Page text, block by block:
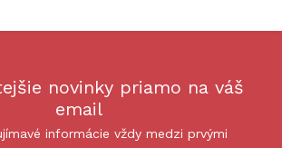
novinky priamo na váš
email
informácie vždy medzi prvými